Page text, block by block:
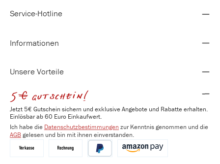
Service-Hotline
Informationen
Unsere Vorteile
5€ gutschein!
Jetzt 5€ Gutschein sichern und exklusive Angebote und Rabatte erhalten.
Einlösbar ab 60 Euro Einkaufwert.
Ich habe die Datenschutzbestimmungen zur Kenntnis genommen und die
AGBgelesen und bin mit ihnen einverstanden.